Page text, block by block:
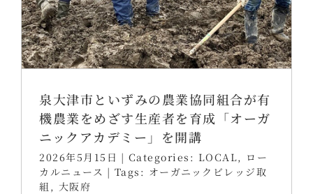
泉大津市といずみの農業協同組合が有
機農業をめざす生産者を育成「オーガ
ニックアカデミー」を開講
2026年5月15日 | Categories: LOCAL, ロー
カルニュース | Tags: オーガニックビレッジ取
組 , 大阪府